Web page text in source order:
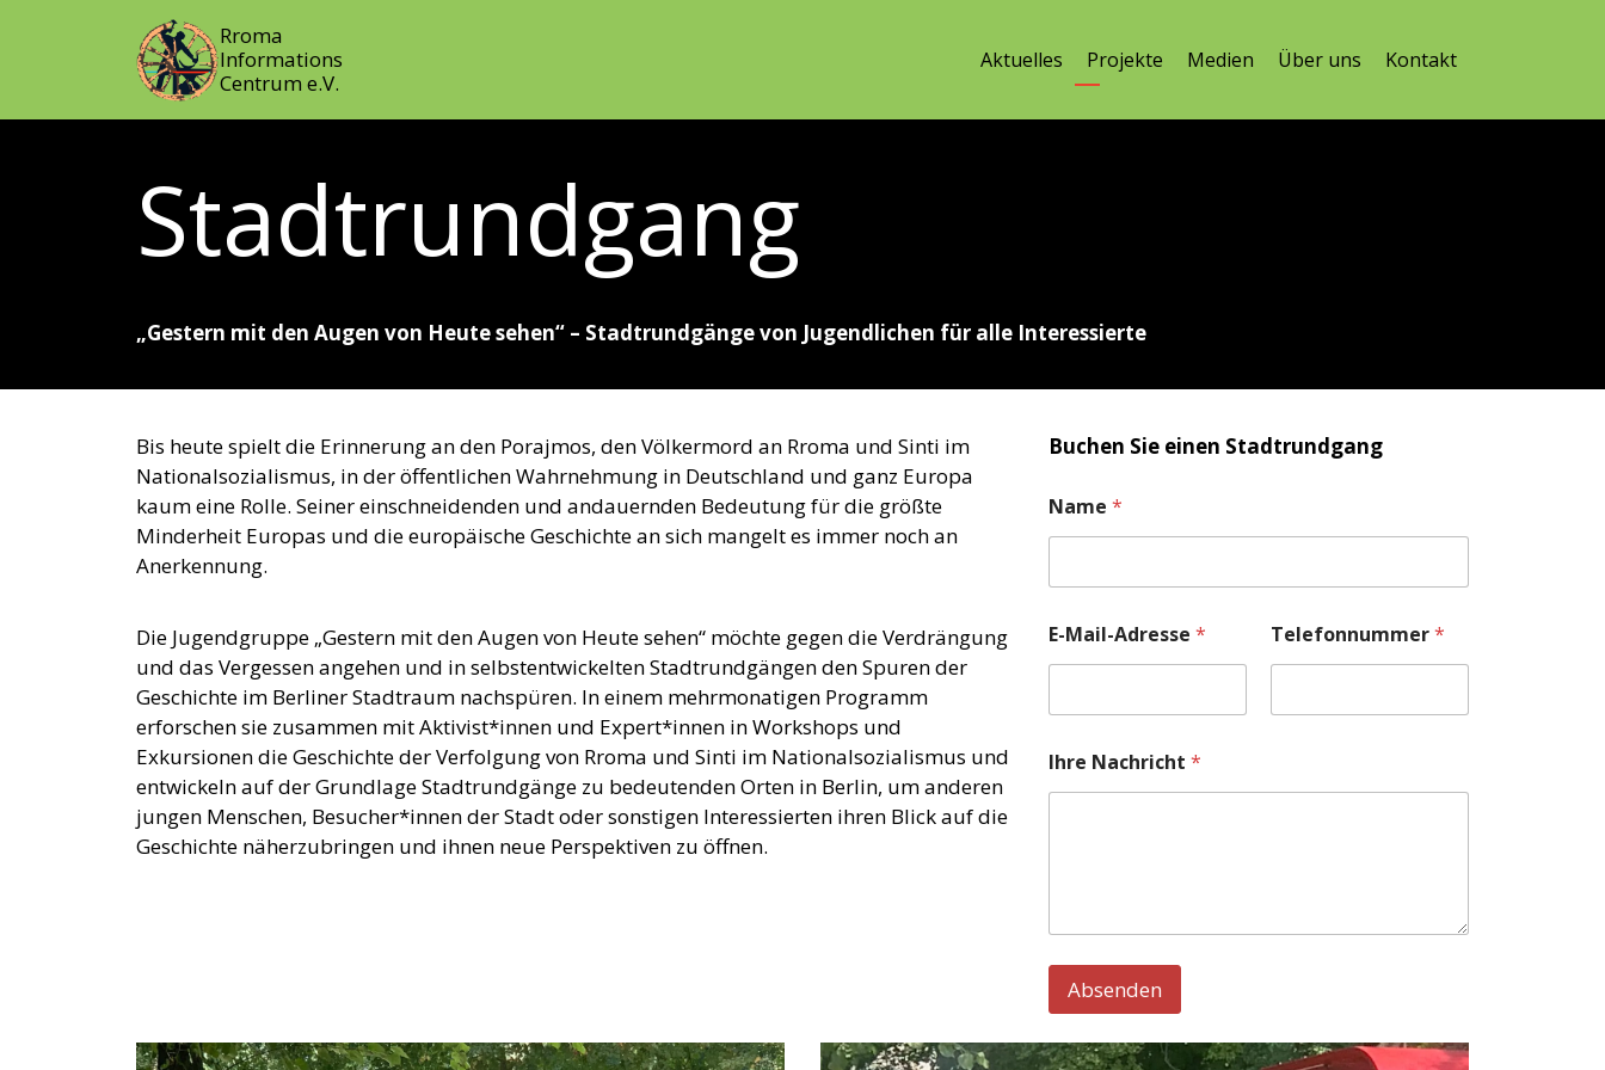
Rroma
Informations
Centrum e.V.
Aktuelles Projekte Medien Über uns Kontakt
Stadtrundgang
„Gestern mit den Augen von Heute sehen“ – Stadtrundgänge von Jugendlichen für alle Interessierte
Bis heute spielt die Erinnerung an den Porajmos, den Völkermord an Rroma und Sinti im
Nationalsozialismus, in der öffentlichen Wahrnehmung in Deutschland und ganz Europa
kaum eine Rolle. Seiner einschneidenden und andauernden Bedeutung für die größte
Minderheit Europas und die europäische Geschichte an sich mangelt es immer noch an
Anerkennung.
Die Jugendgruppe „Gestern mit den Augen von Heute sehen“ möchte gegen die Verdrängung
und das Vergessen angehen und in selbstentwickelten Stadtrundgängen den Spuren der
Geschichte im Berliner Stadtraum nachspüren. In einem mehrmonatigen Programm
erforschen sie zusammen mit Aktivist*innen und Expert*innen in Workshops und
Exkursionen die Geschichte der Verfolgung von Rroma und Sinti im Nationalsozialismus und
entwickeln auf der Grundlage Stadtrundgänge zu bedeutenden Orten in Berlin, um anderen
jungen Menschen, Besucher*innen der Stadt oder sonstigen Interessierten ihren Blick auf die
Geschichte näherzubringen und ihnen neue Perspektiven zu öffnen.
Buchen Sie einen Stadtrundgang
Name *
E-Mail-Adresse * Telefonnummer*
-
M
e
s
e
N
Ihre Nachricht *
Absenden